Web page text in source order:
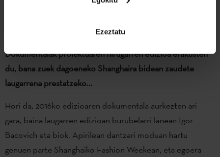
Ezeztatu
Dokumentalak proiektuaren hirugarren edizioa erakusten
du, bana zuek dagoeneko Shanghaira bidean zaudete
laugarrena prestatzeko...
Hori da, 2016ko edizioaren dokumentala aurkezten ari
gara, baina laugarren edizioan burubelarri lanean Igor
Bacovich eta biok. Apirilean dantzari moduan hartu
genuen parte Shanghaiko Fashion Weekean, eta egoera